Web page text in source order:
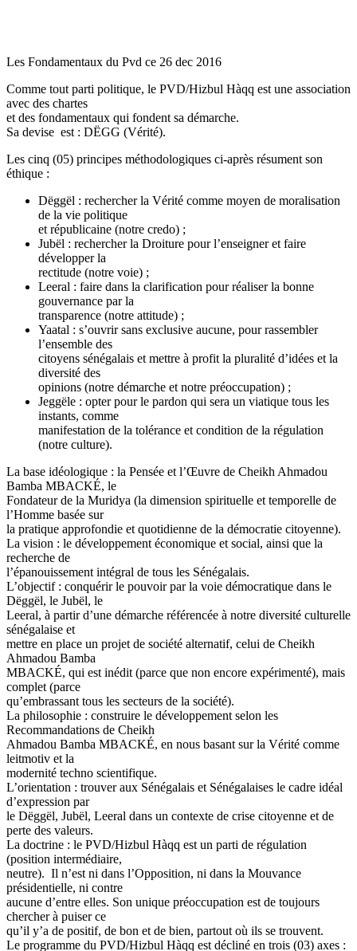
Les Fondamentaux du Pvd ce 26 dec 2016
Comme tout parti politique, le PVD/Hizbul Hàqq est une association
avec des chartes
et des fondamentaux qui fondent sa démarche.
Sa devise est : DËGG (Vérité).
Les cinq (05) principes méthodologiques ci-après résument son
éthique :
Dëggël : rechercher la Vérité comme moyen de moralisation
de la vie politique
et républicaine (notre credo) ;
Jubël : rechercher la Droiture pour l’enseigner et faire
développer la
rectitude (notre voie) ;
Leeral : faire dans la clarification pour réaliser la bonne
gouvernance par la
transparence (notre attitude) ;
Yaatal : s’ouvrir sans exclusive aucune, pour rassembler
l’ensemble des
citoyens sénégalais et mettre à profit la pluralité d’idées et la
diversité des
opinions (notre démarche et notre préoccupation) ;
Jeggële : opter pour le pardon qui sera un viatique tous les
instants, comme
manifestation de la tolérance et condition de la régulation
(notre culture).
La base idéologique : la Pensée et l’Œuvre de Cheikh Ahmadou
Bamba MBACKÉ, le
Fondateur de la Muridya (la dimension spirituelle et temporelle de
l’Homme basée sur
la pratique approfondie et quotidienne de la démocratie citoyenne).
La vision : le développement économique et social, ainsi que la
recherche de
l’épanouissement intégral de tous les Sénégalais.
L’objectif : conquérir le pouvoir par la voie démocratique dans le
Dëggël, le Jubël, le
Leeral, à partir d’une démarche référencée à notre diversité culturelle
sénégalaise et
mettre en place un projet de société alternatif, celui de Cheikh
Ahmadou Bamba
MBACKÉ, qui est inédit (parce que non encore expérimenté), mais
complet (parce
qu’embrassant tous les secteurs de la société).
La philosophie : construire le développement selon les
Recommandations de Cheikh
Ahmadou Bamba MBACKÉ, en nous basant sur la Vérité comme
leitmotiv et la
modernité techno scientifique.
L’orientation : trouver aux Sénégalais et Sénégalaises le cadre idéal
d’expression par
le Dëggël, Jubël, Leeral dans un contexte de crise citoyenne et de
perte des valeurs.
La doctrine : le PVD/Hizbul Hàqq est un parti de régulation
(position intermédiaire,
neutre). Il n’est ni dans l’Opposition, ni dans la Mouvance
présidentielle, ni contre
aucune d’entre elles. Son unique préoccupation est de toujours
chercher à puiser ce
qu’il y’a de positif, de bon et de bien, partout où ils se trouvent.
Le programme du PVD/Hizbul Hàqq est décliné en trois (03) axes :